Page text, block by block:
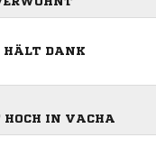
HÄLT DANK
HOCH IN VACHA